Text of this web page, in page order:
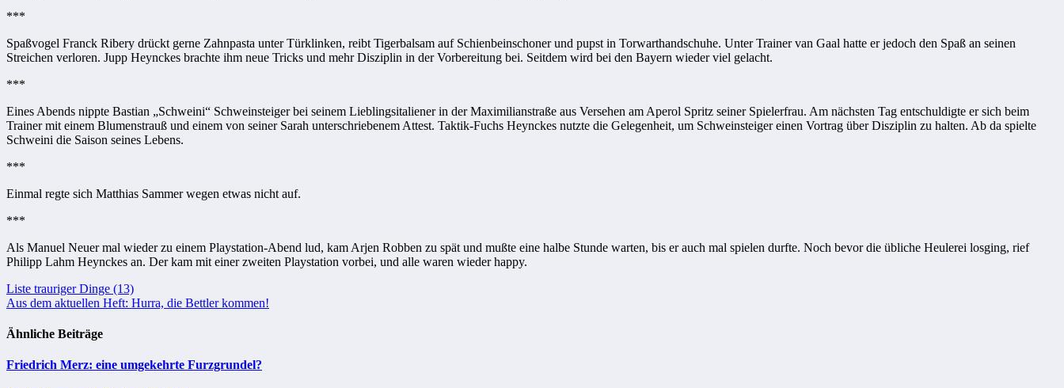
***
Spaßvogel Franck Ribery drückt gerne Zahnpasta unter Türklinken, reibt Tigerbalsam auf Schienbeinschoner und pupst in Torwarthandschuhe. Unter Trainer van Gaal hatte er jedoch den Spaß an seinen
Streichen verloren. Jupp Heynckes brachte ihm neue Tricks und mehr Disziplin in der Vorbereitung bei. Seitdem wird bei den Bayern wieder viel gelacht.
***
Eines Abends nippte Bastian „Schweini“ Schweinsteiger bei seinem Lieblingsitaliener in der Maximilianstraße aus Versehen am Aperol Spritz seiner Spielerfrau. Am nächsten Tag entschuldigte er sich beim
Trainer mit einem Blumenstrauß und einem von seiner Sarah unterschriebenem Attest. Taktik-Fuchs Heynckes nutzte die Gelegenheit, um Schweinsteiger einen Vortrag über Disziplin zu halten. Ab da spielte
Schweini die Saison seines Lebens.
***
Einmal regte sich Matthias Sammer wegen etwas nicht auf.
***
Als Manuel Neuer mal wieder zu einem Playstation-Abend lud, kam Arjen Robben zu spät und mußte eine halbe Stunde warten, bis er auch mal spielen durfte. Noch bevor die übliche Heulerei losging, rief
Philipp Lahm Heynckes an. Der kam mit einer zweiten Playstation vorbei, und alle waren wieder happy.
Beitragsnavigation
Liste trauriger Dinge (13)
Aus dem aktuellen Heft: Hurra, die Bettler kommen!
Ähnliche Beiträge
Friedrich Merz: eine umgekehrte Furzgrundel?